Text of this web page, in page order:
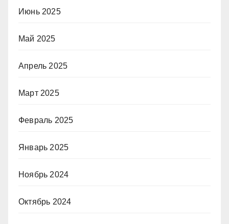
Июнь 2025
Май 2025
Апрель 2025
Март 2025
Февраль 2025
Январь 2025
Ноябрь 2024
Октябрь 2024